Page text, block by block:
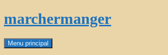
au
marchermanger
Recherche
Menu principal